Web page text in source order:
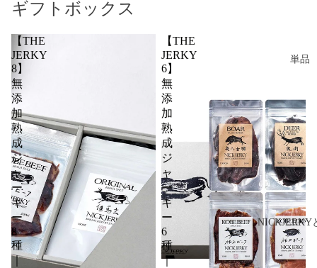
単品
NICKJERKY
ギフトボックス
【THE
JERKY
8】
無
添
加
熟
成
ジ
ャ
ー
キ
ー
8
種
｜
【THE
JERKY
6】
無
添
加
熟
成
ジ
ャ
ー
キ
ー
6
種
｜